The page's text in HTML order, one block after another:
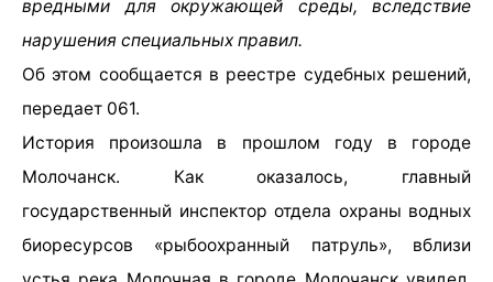
вредными для окружающей среды, вследствие
нарушения специальных правил.
Об этом сообщается в реестре судебных решений,
передает 061.
История произошла в прошлом году в городе
Молочанск. Как оказалось, главный
государственный инспектор отдела охраны водных
биоресурсов «рыбоохранный патруль», вблизи